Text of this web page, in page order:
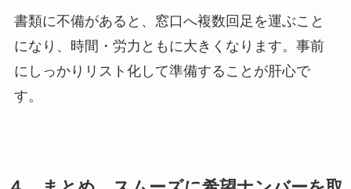
書類に不備があると、窓口へ複数回足を運ぶこと
になり、時間・労力ともに大きくなります。事前
にしっかりリスト化して準備することが肝心で
す。